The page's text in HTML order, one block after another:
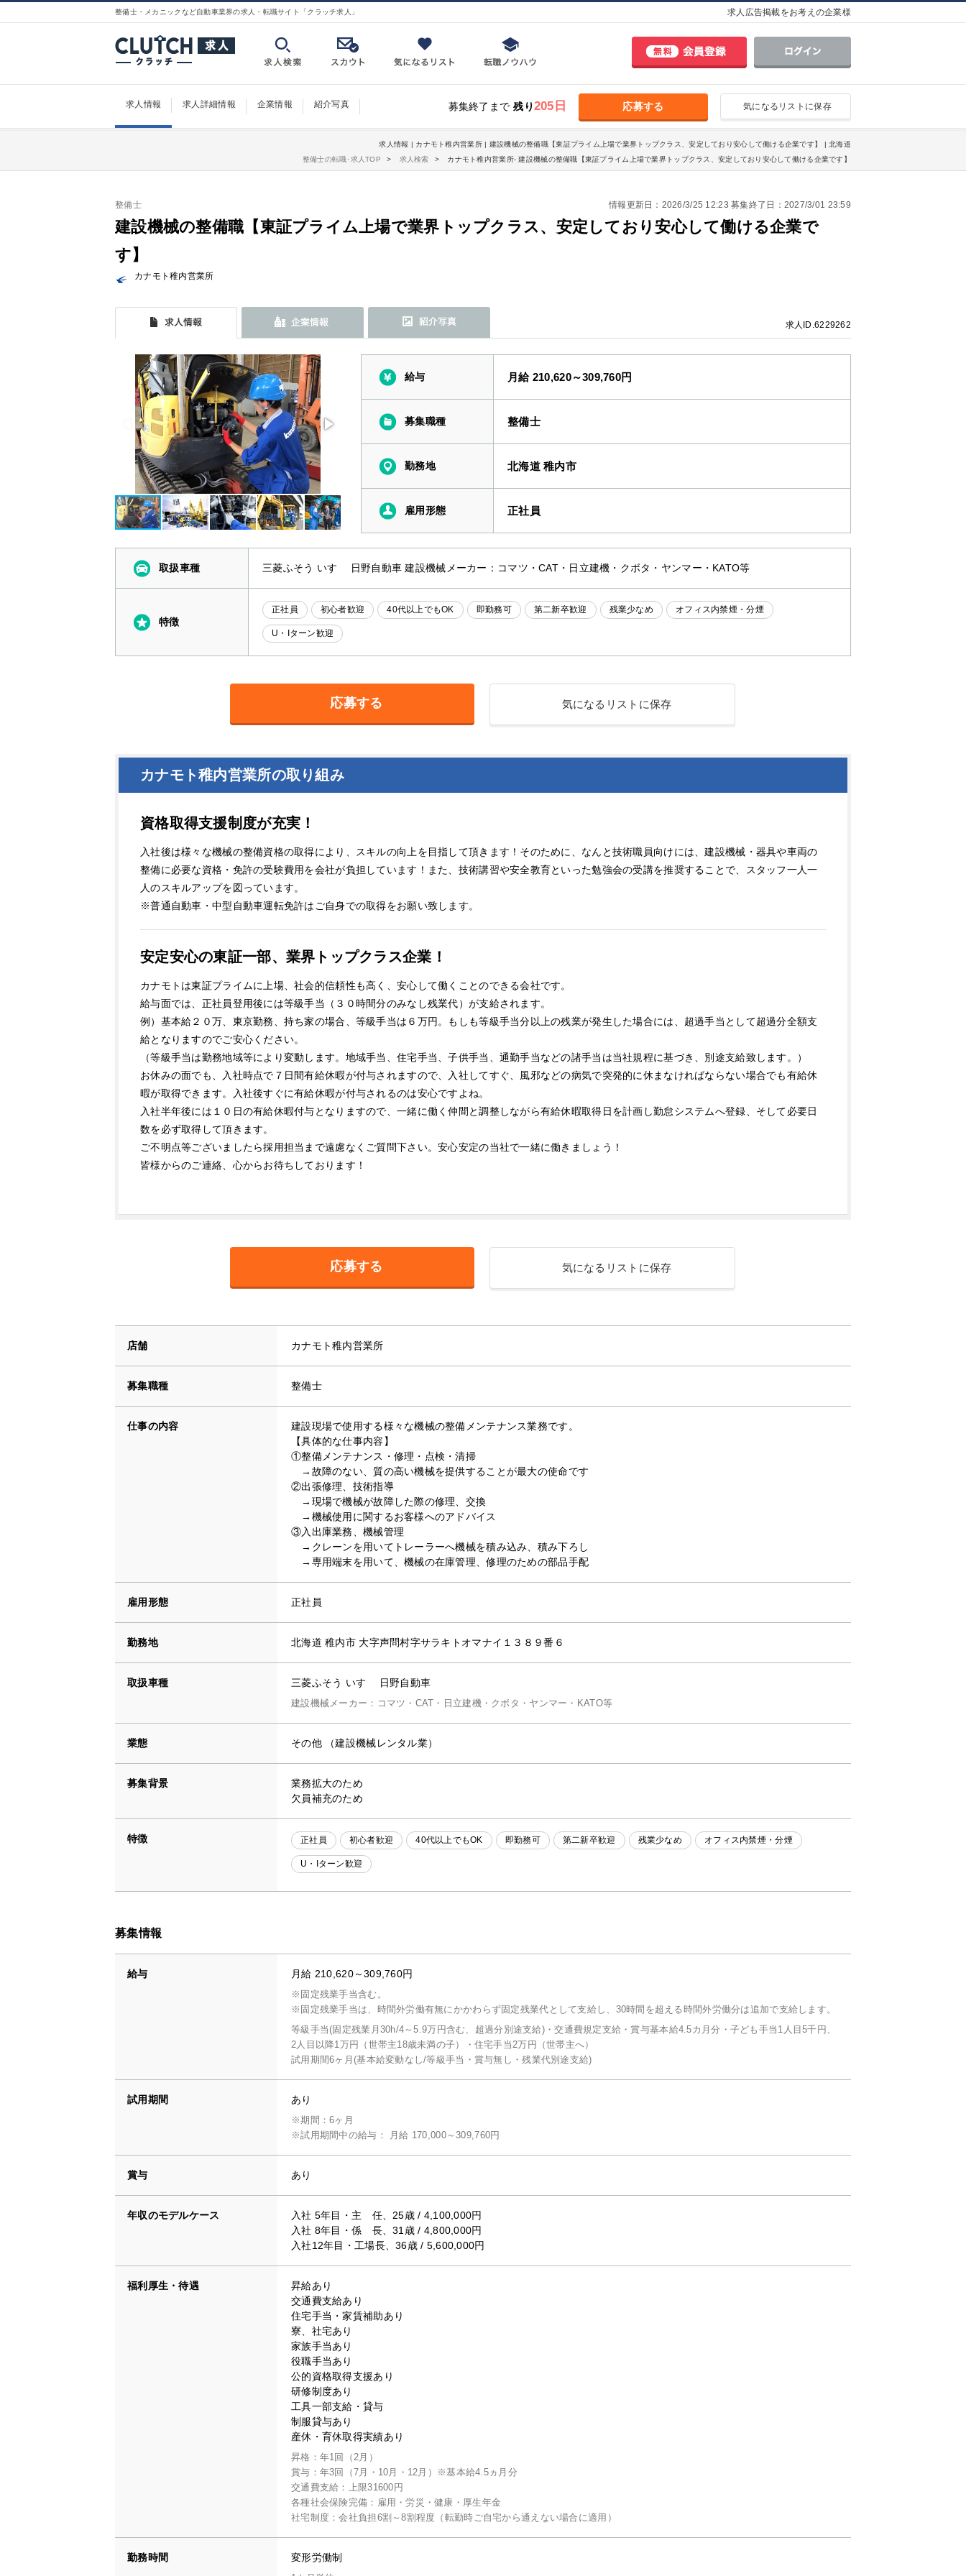
整備士・メカニックなど自動車業界の求人・転職サイト「クラッチ求人」 求人広告掲載をお考えの企業様
求人情報 求人詳細情報 企業情報 紹介写真 気になるリストに保存
応募する
募集終了まで 残り205日
求人情報 | カナモト稚内営業所 | 建設機械の整備職【東証プライム上場で業界トップクラス、安定しており安心して働ける企業です】 | 北海道
整備士の転職･求人TOP
求人検索 カナモト稚内営業所- 建設機械の整備職【東証プライム上場で業界トップクラス、安定しており安心して働ける企業です】
情報更新日：2026/3/25 12:23 募集終了日：2027/3/01 23:59
整備士
建設機械の整備職【東証プライム上場で業界トップクラス、安定しており安心して働ける企業で
す】
カナモト稚内営業所
求人ID.6229262
給与 月給 210,620～309,760円
募集職種 整備士
勤務地 北海道 稚内市
雇用形態 正社員
取扱車種 三菱ふそう いすゞ 日野自動車 建設機械メーカー：コマツ・CAT・日立建機・クボタ・ヤンマー・KATO等
特徴
正社員 初心者歓迎 40代以上でもOK 即勤務可 第二新卒歓迎 残業少なめ オフィス内禁煙・分煙
U・Iターン歓迎
応募する 気になるリストに保存
カナモト稚内営業所の取り組み
資格取得支援制度が充実！
入社後は様々な機械の整備資格の取得により、スキルの向上を目指して頂きます！そのために、なんと技術職員向けには、建設機械・器具や車両の
整備に必要な資格・免許の受験費用を会社が負担しています！また、技術講習や安全教育といった勉強会の受講を推奨することで、スタッフ一人一
人のスキルアップを図っています。
※普通自動車・中型自動車運転免許はご自身での取得をお願い致します。
安定安心の東証一部、業界トップクラス企業！
カナモトは東証プライムに上場、社会的信頼性も高く、安心して働くことのできる会社です。
給与面では、正社員登用後には等級手当（３０時間分のみなし残業代）が支給されます。
例）基本給２０万、東京勤務、持ち家の場合、等級手当は６万円。もしも等級手当分以上の残業が発生した場合には、超過手当として超過分全額支
給となりますのでご安心ください。
（等級手当は勤務地域等により変動します。地域手当、住宅手当、子供手当、通勤手当などの諸手当は当社規程に基づき、別途支給致します。）
お休みの面でも、入社時点で７日間有給休暇が付与されますので、入社してすぐ、風邪などの病気で突発的に休まなければならない場合でも有給休
暇が取得できます。入社後すぐに有給休暇が付与されるのは安心ですよね。
入社半年後には１０日の有給休暇付与となりますので、一緒に働く仲間と調整しながら有給休暇取得日を計画し勤怠システムへ登録、そして必要日
数を必ず取得して頂きます。
ご不明点等ございましたら採用担当まで遠慮なくご質問下さい。安心安定の当社で一緒に働きましょう！
皆様からのご連絡、心からお待ちしております！
応募する 気になるリストに保存
店舗 カナモト稚内営業所
募集職種 整備士
仕事の内容
建設現場で使用する様々な機械の整備メンテナンス業務です。
【具体的な仕事内容】
①整備メンテナンス・修理・点検・清掃
→故障のない、質の高い機械を提供することが最大の使命です
②出張修理、技術指導
→現場で機械が故障した際の修理、交換
→機械使用に関するお客様へのアドバイス
③入出庫業務、機械管理
→クレーンを用いてトレーラーへ機械を積み込み、積み下ろし
→専用端末を用いて、機械の在庫管理、修理のための部品手配
雇用形態 正社員
勤務地 北海道 稚内市 大字声問村字サラキトオマナイ１３８９番６
取扱車種 三菱ふそう いすゞ 日野自動車
建設機械メーカー：コマツ・CAT・日立建機・クボタ・ヤンマー・KATO等
業態 その他 （建設機械レンタル業）
募集背景
業務拡大のため
欠員補充のため
特徴 正社員 初心者歓迎 40代以上でもOK 即勤務可 第二新卒歓迎 残業少なめ オフィス内禁煙・分煙
U・Iターン歓迎
募集情報
給与 月給 210,620～309,760円
※固定残業手当含む。
※固定残業手当は、時間外労働有無にかかわらず固定残業代として支給し、30時間を超える時間外労働分は追加で支給します。
等級手当(固定残業月30h/4～5.9万円含む、超過分別途支給)・交通費規定支給・賞与基本給4.5カ月分・子ども手当1人目5千円、
2人目以降1万円（世帯主18歳未満の子）・住宅手当2万円（世帯主へ）
試用期間6ヶ月(基本給変動なし/等級手当・賞与無し・残業代別途支給)
試用期間 あり
※期間：6ヶ月
※試用期間中の給与： 月給 170,000～309,760円
賞与 あり
年収のモデルケース
入社 5年目・主 任、25歳 / 4,100,000円
入社 8年目・係 長、31歳 / 4,800,000円
入社12年目・工場長、36歳 / 5,600,000円
福利厚生・待遇
昇給あり
交通費支給あり
住宅手当・家賃補助あり
寮、社宅あり
家族手当あり
役職手当あり
公的資格取得支援あり
研修制度あり
工具一部支給・貸与
制服貸与あり
産休・育休取得実績あり
昇格：年1回（2月）
賞与：年3回（7月・10月・12月）※基本給4.5ヵ月分
交通費支給：上限31600円
各種社会保険完備：雇用・労災・健康・厚生年金
社宅制度：会社負担6割～8割程度（転勤時ご自宅から通えない場合に適用）
勤務時間 変形労働制